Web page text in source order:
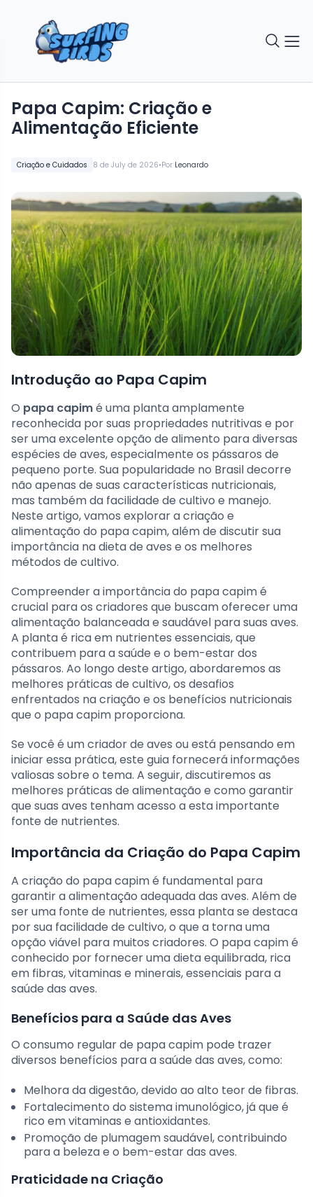
Criação e Cuidados 8 de July de 2026•Por Leonardo
Papa Capim: Criação e
Alimentação Eficiente
Introdução ao Papa Capim
O papa capimé uma planta amplamente
reconhecida por suas propriedades nutritivas e por
ser uma excelente opção de alimento para diversas
espécies de aves, especialmente os pássaros de
pequeno porte. Sua popularidade no Brasil decorre
não apenas de suas características nutricionais,
mas também da facilidade de cultivo e manejo.
Neste artigo, vamos explorar a criação e
alimentação do papa capim, além de discutir sua
importância na dieta de aves e os melhores
métodos de cultivo.
Compreender a importância do papa capim é
crucial para os criadores que buscam oferecer uma
alimentação balanceada e saudável para suas aves.
A planta é rica em nutrientes essenciais, que
contribuem para a saúde e o bem-estar dos
pássaros. Ao longo deste artigo, abordaremos as
melhores práticas de cultivo, os desafios
enfrentados na criação e os benefícios nutricionais
que o papa capim proporciona.
Se você é um criador de aves ou está pensando em
iniciar essa prática, este guia fornecerá informações
valiosas sobre o tema. A seguir, discutiremos as
melhores práticas de alimentação e como garantir
que suas aves tenham acesso a esta importante
fonte de nutrientes.
Importância da Criação do Papa Capim
A criação do papa capim é fundamental para
garantir a alimentação adequada das aves. Além de
ser uma fonte de nutrientes, essa planta se destaca
por sua facilidade de cultivo, o que a torna uma
opção viável para muitos criadores. O papa capim é
conhecido por fornecer uma dieta equilibrada, rica
em fibras, vitaminas e minerais, essenciais para a
saúde das aves.
Benefícios para a Saúde das Aves
O consumo regular de papa capim pode trazer
diversos benefícios para a saúde das aves, como:
Melhora da digestão, devido ao alto teor de fibras.
Fortalecimento do sistema imunológico, já que é
rico em vitaminas e antioxidantes.
Promoção de plumagem saudável, contribuindo
para a beleza e o bem-estar das aves.
Praticidade na Criação